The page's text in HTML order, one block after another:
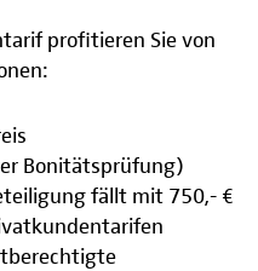
profitieren Sie von
Bonitätsprüfung)
fällt mit 750,- €